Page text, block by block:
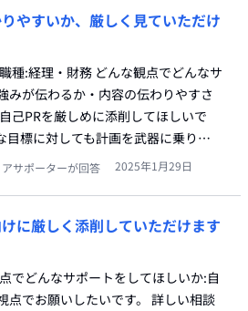
やすいか、厳しく見ていただけ
種:経理・財務 どんな観点でどんなサ
みが伝わるか・内容の伝わりやすさ
己PRを厳しめに添削してほしいで
目標に対しても計画を武器に乗り…
サポーターが回答 2025年1月29日
に厳しく添削していただけます
でどんなサポートをしてほしいか:自
点でお願いしたいです。 詳しい相談